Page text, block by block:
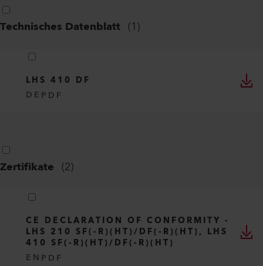
Technisches Datenblatt (1)
LHS 410 DF
DE PDF
Zertifikate (2)
CE DECLARATION OF CONFORMITY -
LHS 210 SF(-R)(HT)/DF(-R)(HT), LHS
410 SF(-R)(HT)/DF(-R)(HT)
EN PDF